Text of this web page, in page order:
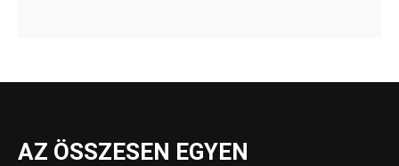
AZ ÖSSZESEN EGYEN